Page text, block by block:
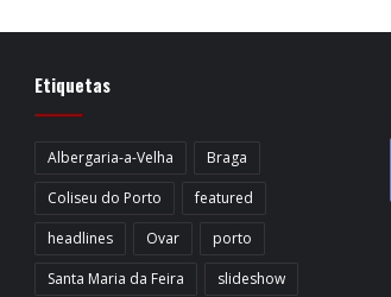
Etiquetas
Albergaria-a-Velha
Braga
Coliseu do Porto
featured
headlines
Ovar
porto
Santa Maria da Feira
slideshow